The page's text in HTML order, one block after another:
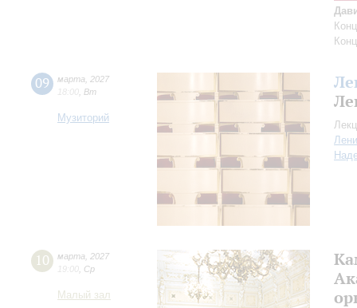
09 марта
2027
18:00 Вт
Музиторий
10 марта
2027
19:00 Ср
Малый зал